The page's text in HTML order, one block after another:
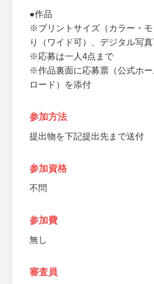
●作品
※プリントサイズ（カラー・
り（ワイド可）、デジタル写
※応募は一人4点まで
※作品裏面に応募票（公式ホ
ロード）を添付
参加方法
提出物を下記提出先まで送付
参加資格
不問
参加費
無し
審査員